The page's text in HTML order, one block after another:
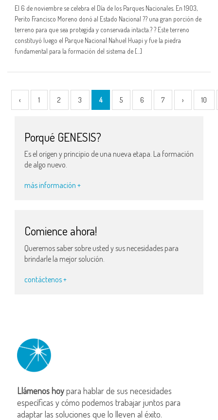
El 6 de noviembre se celebra el Día de los Parques Nacionales. En 1903,
Perito Francisco Moreno donó al Estado Nacional ?? una gran porción de
terreno para que sea protegida y conservada intacta.? ? Este terreno
constituyó luego el Parque Nacional Nahuel Huapi y fue la piedra
fundamental para la formación del sistema de […]
‹ 1 2 3 4 5 6 7 › 10
Porqué GENESIS?
Es el origen y principio de una nueva etapa. La formación
de algo nuevo.
más información +
Comience ahora!
Queremos saber sobre usted y sus necesidades para
brindarle la mejor solución.
contáctenos +
Llámenos hoypara hablar de sus necesidades
específicas y cómo podemos trabajar juntos para
adaptar las soluciones que lo lleven al éxito.